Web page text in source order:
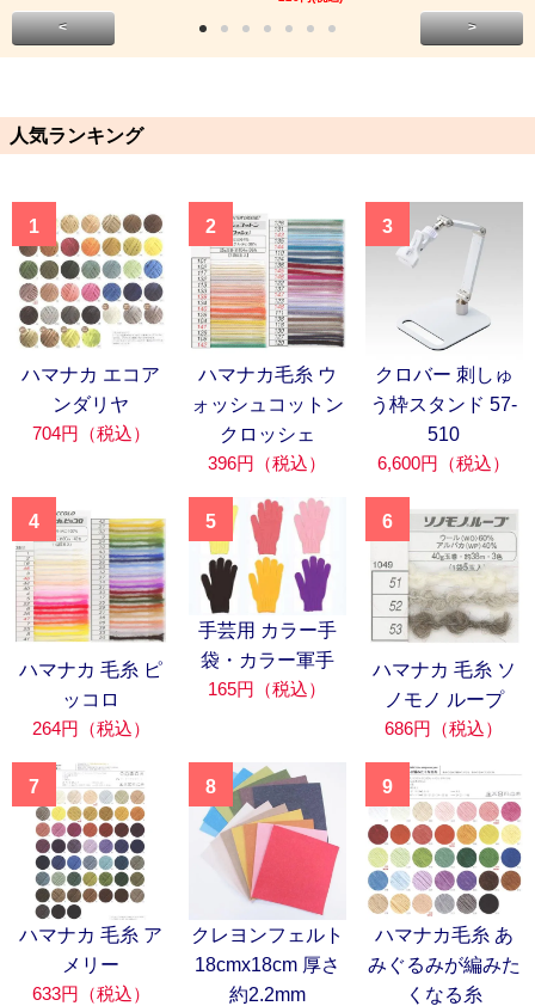
< >
人気ランキング
1
ハマナカ エコア
ンダリヤ
704円（税込）
2
ハマナカ毛糸 ウ
ォッシュコットン
クロッシェ
396円（税込）
3
クロバー 刺しゅ
う枠スタンド 57-
510
6,600円（税込）
4
ハマナカ 毛糸 ピ
ッコロ
264円（税込）
5
手芸用 カラー手
袋・カラー軍手
165円（税込）
6
ハマナカ 毛糸 ソ
ノモノ ループ
686円（税込）
7
ハマナカ 毛糸 ア
メリー
633円（税込）
8
クレヨンフェルト
18cmx18cm 厚さ
約2.2mm
9
ハマナカ毛糸 あ
みぐるみが編みた
くなる糸